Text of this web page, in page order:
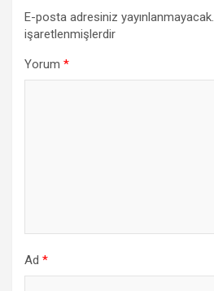
E-posta adresiniz yayınlanmayacak.
işaretlenmişlerdir
Yorum *
Ad *